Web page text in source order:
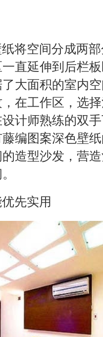
将空间分成两
直延伸到后栏
大面积的室内
在工作区，选
计师熟练的双
编图案深色壁
造型沙发，营
先实用